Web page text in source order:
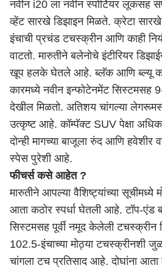
नवीन i20 ला नवीन स्पोर्टियर लूकसह
व्हेंट सारखे डिझाइन मिळते. क्रेटा
इंचाची प्रचंड टचस्क्रीन आणि काही
वाटतो. मारुतीने बलेनोचे इंटीरियर
खूप हलके घेतले आहे. ब्लॅक आणि ब्ल्यू
कारमध्ये नवीन इन्फोटेनमेंट सिस्टमसह
देखील मिळतो. अतिशय चांगल्या
उत्कृष्ट आहे. कॉम्पॅक्ट SUV पेक्षा
दोन्ही मागच्या बाजूला रुंद आणि हवेशीर
स्पेस पुरेशी आहे.
फीचर्स कसे आहेत ?
मारुतीने आपल्या वैशिष्ट्यांच्या सूचीमध्ये
आता कठोर स्पर्धा घेतली आहे. टॉप-एंड
सिस्टमसह पूर्वी नमूद केलेली टचस्क्रीन
102.5-इंचाच्या मोठ्या टचस्क्रीनशी
चांगला टच प्रतिसाद आहे. दोघांना